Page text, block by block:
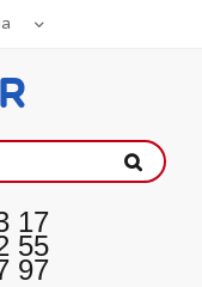
17
55
97